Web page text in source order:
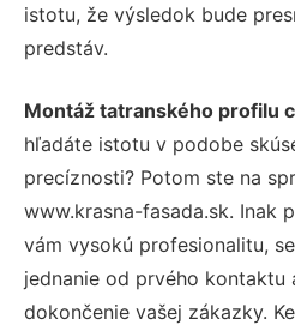
istotu, že výsledok bude
predstáv.
Montáž tatranského profilu
hľadáte istotu v podobe
precíznosti? Potom ste na
www.krasna-fasada.sk. Inak
vám vysokú profesionalitu,
jednanie od prvého kontaktu
dokončenie vašej zákazky.